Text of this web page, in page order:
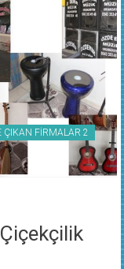
ÇIKAN FİRMALAR 2